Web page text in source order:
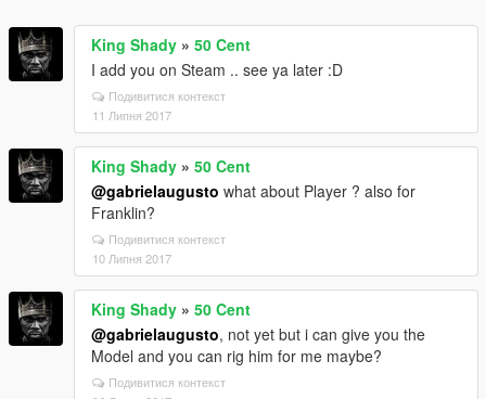
King Shady » 50 Cent
I add you on Steam .. see ya later :D
Подивитися контекст
11 Липня 2017
King Shady » 50 Cent
@gabrielaugusto what about Player ? also for
Franklin?
Подивитися контекст
10 Липня 2017
King Shady » 50 Cent
@gabrielaugusto, not yet but i can give you the
Model and you can rig him for me maybe?
Подивитися контекст